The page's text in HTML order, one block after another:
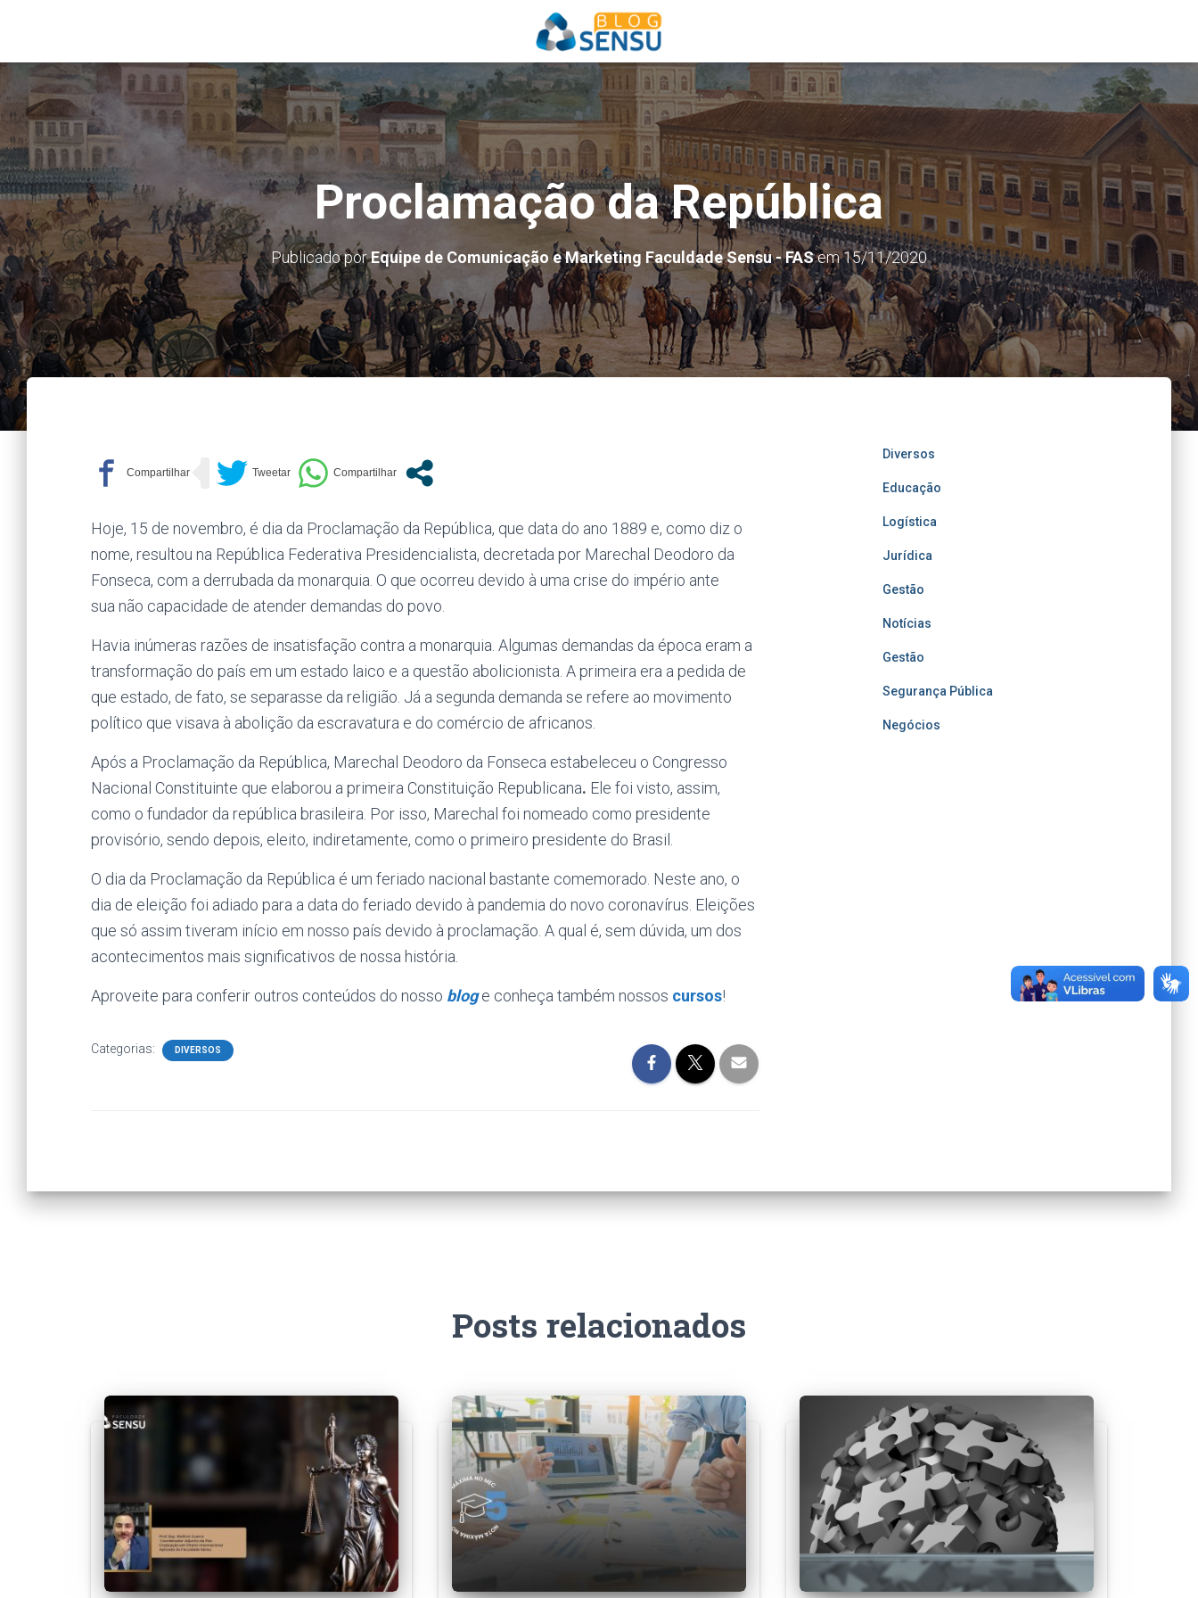
Proclamação da República
Publicado porEquipe de Comunicação e Marketing Faculdade Sensu - FASem15/11/2020
Hoje, 15 de novembro, é dia da Proclamação da República, que data do ano 1889 e, como diz o
nome, resultou na República Federativa Presidencialista, decretada por Marechal Deodoro da
Fonseca, com a derrubada da monarquia. O que ocorreu devido à uma crise do império ante
sua não capacidade de atender demandas do povo.
Havia inúmeras razões de insatisfação contra a monarquia. Algumas demandas da época eram a
transformação do país em um estado laico e a questão abolicionista. A primeira era a pedida de
que estado, de fato, se separasse da religião. Já a segunda demanda se refere ao movimento
político que visava à abolição da escravatura e do comércio de africanos.
Após a Proclamação da República, Marechal Deodoro da Fonseca estabeleceu o Congresso
Nacional Constituinte que elaborou a primeira Constituição Republicana. Ele foi visto, assim,
como o fundador da república brasileira. Por isso, Marechal foi nomeado como presidente
provisório, sendo depois, eleito, indiretamente, como o primeiro presidente do Brasil.
O dia da Proclamação da República é um feriado nacional bastante comemorado. Neste ano, o
dia de eleição foi adiado para a data do feriado devido à pandemia do novo coronavírus. Eleições
que só assim tiveram início em nosso país devido à proclamação. A qual é, sem dúvida, um dos
acontecimentos mais significativos de nossa história.
Aproveite para conferir outros conteúdos do nosso bloge conheça também nossos cursos!
Categorias: DIVERSOS
Diversos
Educação
Logística
Jurídica
Gestão
Notícias
Gestão
Segurança Pública
Negócios
Posts relacionados